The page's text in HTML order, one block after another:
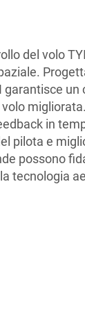
del volo
garantisce
in
pilota e
possono
tecnologia